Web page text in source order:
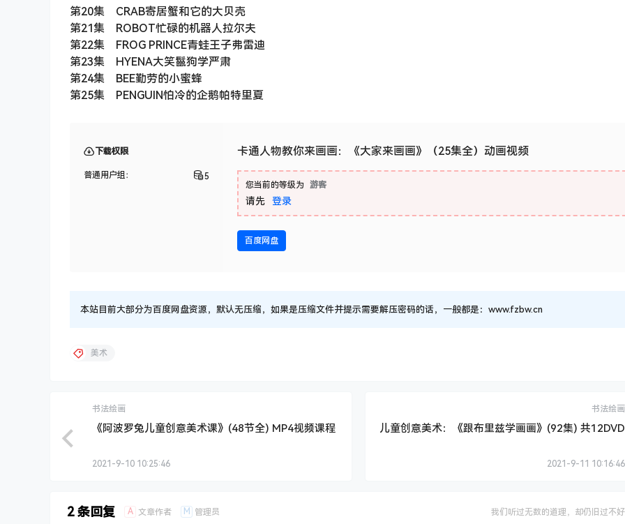
第20集 CRAB寄居蟹和它的大贝壳
第21集 ROBOT忙碌的机器人拉尔夫
第22集 FROG PRINCE青蛙王子弗雷迪
第23集 HYENA大笑鬣狗学严肃
第24集 BEE勤劳的小蜜蜂
第25集 PENGUIN怕冷的企鹅帕特里夏
下载权限
普通用户组： 5
卡通人物教你来画画：《大家来画画》（25集全）动画视频
您当前的等级为 游客
请先 登录
百度网盘
本站目前大部分为百度网盘资源，默认无压缩，如果是压缩文件并提示需要解压密码的话，一般都是：www.fzbw.cn
美术
书法绘画
《阿波罗兔儿童创意美术课》(48节全) MP4视频课程
2021-9-10 10:25:46
书法绘画
儿童创意美术：《跟布里兹学画画》(92集) 共12DVD
2021-9-11 10:16:46
2 条回复 A 文章作者 M 管理员 我们听过无数的道理，却仍旧过不